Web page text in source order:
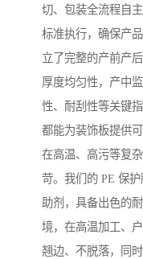
切、包装全流程自
标准执行，确保产
立了完整的产前产
厚度均匀性，产中
性、耐刮性等关键
都能为装饰板提供可
在高温、高污等复
苛。我们的 PE 保
助剂，具备出色的
境，在高温加工、
翘边、不脱落，同